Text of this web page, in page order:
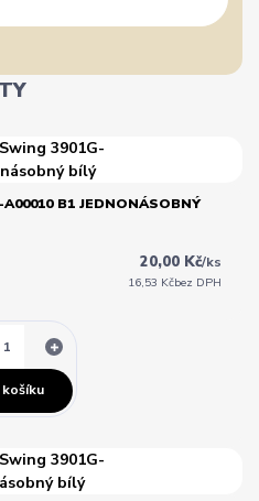
B1 JEDNONÁSOBNÝ
20,00 Kč/ks
16,53 Kčbez DPH
košíku